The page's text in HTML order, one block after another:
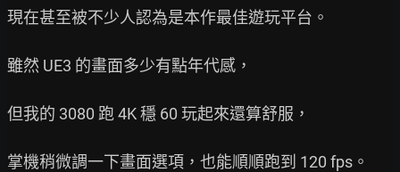
現在甚至被不少人認為是本作最佳遊玩平台。
雖然 UE3 的畫面多少有點年代感，
但我的 3080 跑 4K 穩 60 玩起來還算舒服，
掌機稍微調一下畫面選項，也能順順跑到 120 fps。